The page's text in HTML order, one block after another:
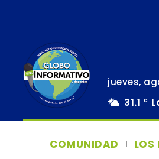
jueves,
31.1 C
COMUNIDAD LOS